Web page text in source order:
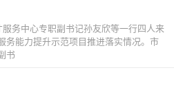
务中心专职副书记孙友欣等一行四人来
务能力提升示范项目推进落实情况。市
书